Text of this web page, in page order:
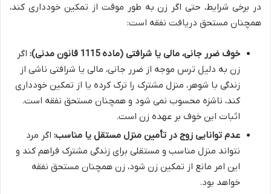
در برخی شرایط، حتی اگر زن به طور موقت از تمکین خودداری کند،
همچنان مستحق دریافت نفقه است:
خوف ضرر جانی، مالی یا شرافتی (ماده 1115 قانون مدنی):
اگر
زن به دلیل ترس موجه از ضرر جانی، مالی یا شرافتی ناشی از
زندگی با شوهر، منزل مشترک را ترک کرده یا از تمکین خودداری
کند، ناشزه محسوب نمی شود و همچنان مستحق نفقه است.
اثبات این خوف بر عهده زن است.
عدم توانایی زوج در تأمین منزل مستقل یا مناسب: اگر مرد
نتواند منزل مناسب و مستقلی برای زندگی مشترک فراهم کند و
این امر مانع از تمکین زن شود، زن همچنان مستحق نفقه
خواهد بود.